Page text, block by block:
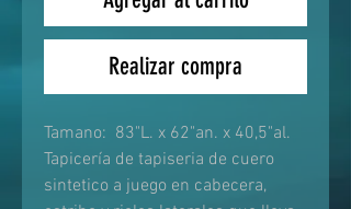
Realizar compra
Tamano: 83"L. x 62"an. x 40,5"al.
Tapicería de tapiseria de cuero
sintetico a juego en cabecera,